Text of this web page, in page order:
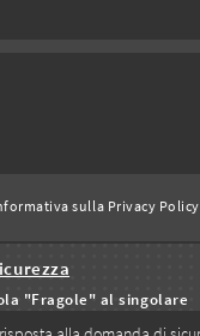
sulla Privacy Policy
"Fragole" al singolare